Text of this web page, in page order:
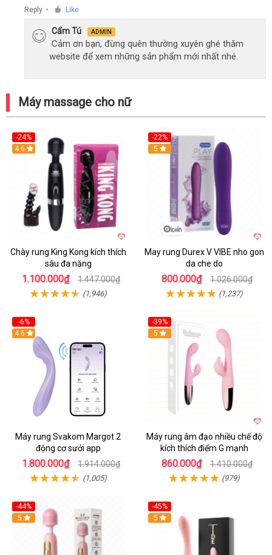
Reply ● Like
Cẩm Tú ADMIN
Cảm ơn bạn, đừng quên thường xuyên ghé thăm
website để xem những sản phẩm mới nhất nhé.
Máy massage cho nữ
-24%
4.6
Chày rung King Kong kích thích
sâu đa năng
1.100.000₫ 1.447.000₫
(1,946)
-22%
Hot
5
May rung Durex V VIBE nho gon
da che do
800.000₫ 1.026.000₫
(1,237)
-6%
4.6
Máy rung Svakom Margot 2
động cơ sưởi app
1.800.000₫ 1.914.000₫
(1,005)
-39%
Hot
5
Máy rung âm đạo nhiều chế độ
kích thích điểm G mạnh
860.000₫ 1.410.000₫
(979)
-44%
Hot
5
-45%
Hot
5